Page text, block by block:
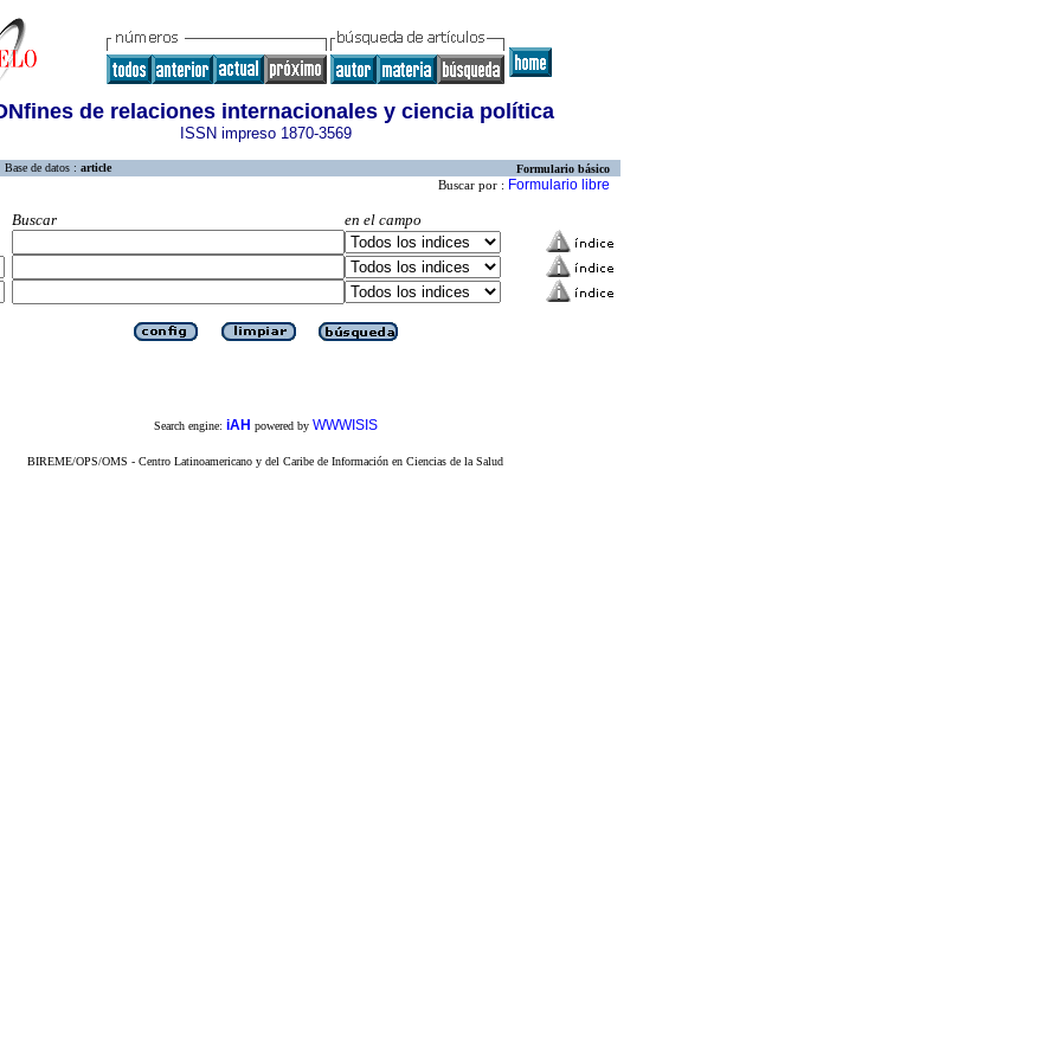
de relaciones internacionales y ciencia política
ISSN impreso 1870-3569
Base de datos : article Formulario básico
Buscar por : Formulario libre
Buscar
en el campo
Search engine: iAH powered by WWWISIS
BIREME/OPS/OMS - Centro Latinoamericano y del Caribe de Información en Ciencias de la Salud